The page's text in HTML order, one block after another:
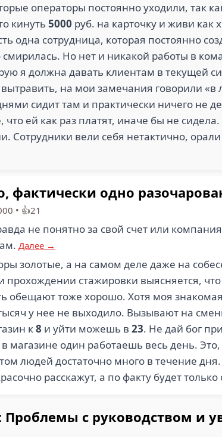
операторы постоянно уходили, так
кинуть5000 руб. на карточку и живи
одна сотрудница, которая постоянно
смирилась. Но нет и никакой работы в
я должна давать клиентам в текущей
на мои замечания говорили
сидит там и практически ничего не
ей как раз платят, иначе бы не
Сотрудники вели себя нетактично,
фактически одно
• 👍21
не понятно за свой счет или
Далее →
золотые, а на самом деле даже на
прохождении стажировки выясняется,
обещают тоже хорошо. Хотя моя
у нее не выходило. Вызывают на
к8 и уйти можешь в 23. Не дай бог
магазине один работаешь весь день.
людей достаточно много в течение
расскажут, а по факту будет
Проблемы с руководством и